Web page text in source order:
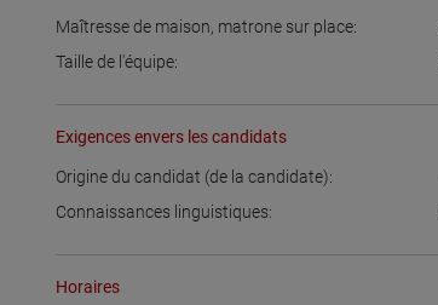
Maîtresse de maison, matrone sur place:
Taille de l'équipe:
Exigences envers les candidats
Origine du candidat (de la candidate):
Connaissances linguistiques:
Horaires